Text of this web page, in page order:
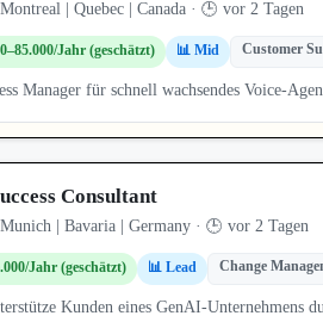
| Quebec | Canada · 🕒 vor 2 Tagen
Jahr (geschätzt) 📊 Mid Customer
Manager für schnell wachsendes Voice-
Consultant
| Bavaria | Germany · 🕒 vor 2 Tagen
Jahr (geschätzt) 📊 Lead Change
Kunden eines GenAI-